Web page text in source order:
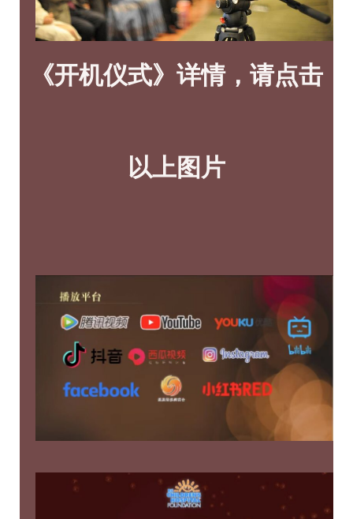
《开机仪式》详情，请点击
以上图片